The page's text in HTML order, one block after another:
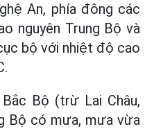
An, phía đông các
nguyên Trung Bộ và
bộ với nhiệt độ cao
Bộ (trừ Lai Châu,
Bộ có mưa, mưa vừa